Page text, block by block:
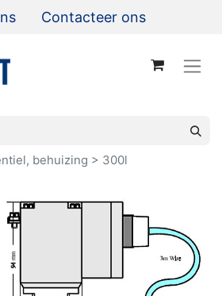
Contacteer ons
behuizing > 300l